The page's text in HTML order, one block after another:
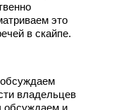
это
в скайпе.
владельцев
обсуждаем и